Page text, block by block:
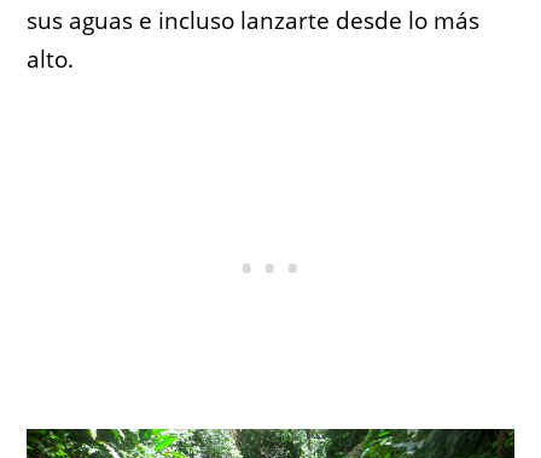
sus aguas e incluso lanzarte desde lo más
alto.